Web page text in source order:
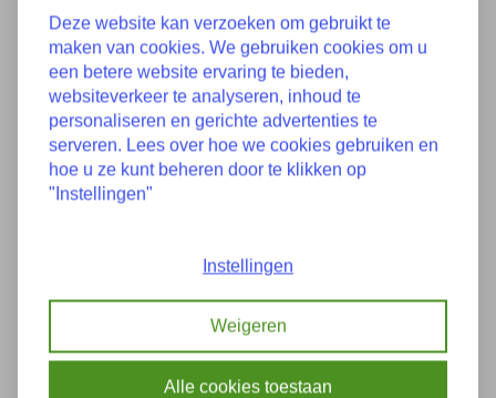
Kaufen
Zum Vergleich hinzufügen
Eigenschaften
Teilenummer(s):
0263008031 047942881
215520
Deze website kan verzoeken om gebruikt te
maken van cookies. We gebruiken cookies om u
een betere website ervaring te bieden,
websiteverkeer te analyseren, inhoud te
personaliseren en gerichte advertenties te
serveren. Lees over hoe we cookies gebruiken en
hoe u ze kunt beheren door te klikken op
"Instellingen"
Instellingen
Weigeren
Alle cookies toestaan